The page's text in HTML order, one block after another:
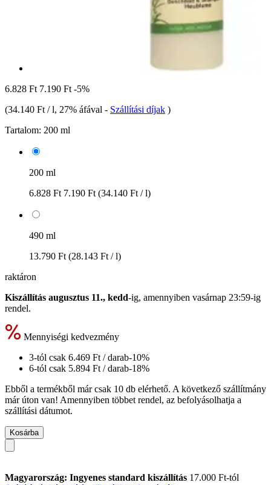
6.828 Ft 7.190 Ft -5%
(34.140 Ft / l, 27% áfával - Szállítási díjak )
Tartalom: 200 ml
200 ml
6.828 Ft 7.190 Ft (34.140 Ft / l)
490 ml
13.790 Ft (28.143 Ft / l)
raktáron
Kiszállítás augusztus 11., kedd-ig, amennyiben vasárnap 23:59-ig
rendel.
Mennyiségi kedvezmény
3-tól csak 6.469 Ft / darab-10%
6-tól csak 5.894 Ft / darab-18%
Ebből a termékből már csak 10 db elérhető. A következő szállítmány
már úton van! Amennyiben többet rendel, az befolyásolhatja a
szállítási dátumot.
Kosárba
Magyarország: Ingyenes standard kiszállítás 17.000 Ft-tól